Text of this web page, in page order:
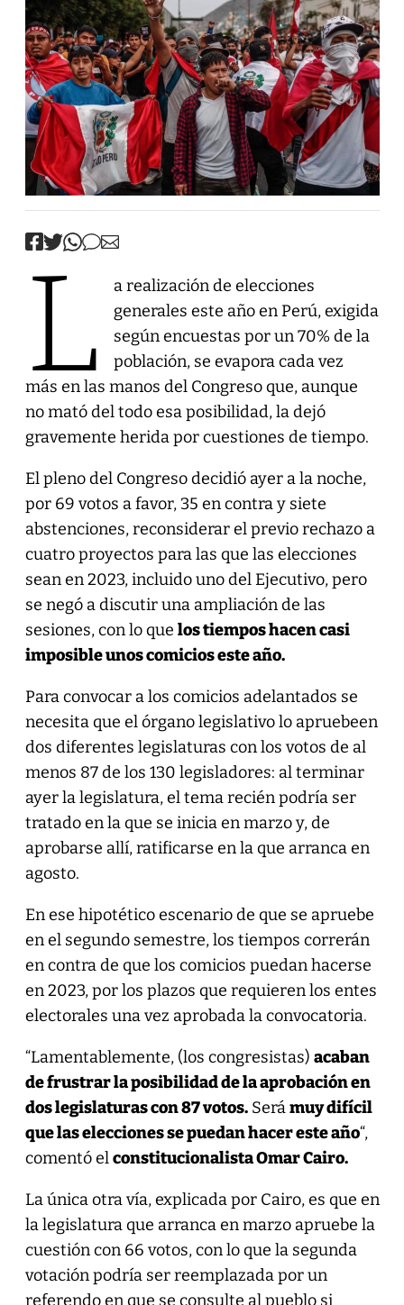
L
a realización de elecciones
generales este año en Perú, exigida
según encuestas por un 70% de la
población, se evapora cada vez
más en las manos del Congreso que, aunque
no mató del todo esa posibilidad, la dejó
gravemente herida por cuestiones de tiempo.
El pleno del Congreso decidió ayer a la noche,
por 69 votos a favor, 35 en contra y siete
abstenciones, reconsiderar el previo rechazo a
cuatro proyectos para las que las elecciones
sean en 2023, incluido uno del Ejecutivo, pero
se negó a discutir una ampliación de las
sesiones, con lo que los tiempos hacen casi
imposible unos comicios este año.
Para convocar a los comicios adelantados se
necesita que el órgano legislativo lo apruebeen
dos diferentes legislaturas con los votos de al
menos 87 de los 130 legisladores: al terminar
ayer la legislatura, el tema recién podría ser
tratado en la que se inicia en marzo y, de
aprobarse allí, ratificarse en la que arranca en
agosto.
En ese hipotético escenario de que se apruebe
en el segundo semestre, los tiempos correrán
en contra de que los comicios puedan hacerse
en 2023, por los plazos que requieren los entes
electorales una vez aprobada la convocatoria.
“Lamentablemente, (los congresistas) acaban
de frustrar la posibilidad de la aprobación en
dos legislaturas con 87 votos.Serámuy difícil
que las elecciones se puedan hacer este año“,
comentó elconstitucionalista Omar Cairo.
La única otra vía, explicada por Cairo, es que en
la legislatura que arranca en marzo apruebe la
cuestión con 66 votos, con lo que la segunda
votación podría ser reemplazada por un
referendo en que se consulte al pueblo si